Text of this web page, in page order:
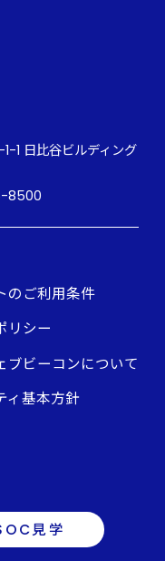
1 日比谷ビルディング
8500
のご利用条件
リシー
ブビーコンについて
ィ基本方針
見学